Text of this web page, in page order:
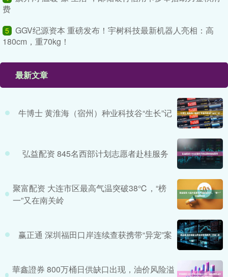
费
5 GGV纪源资本 重磅发布！宇树科技最新机器人亮相：高
180cm，重70kg！
最新文章
牛博士 黄淮海（宿州）种业科技谷“生长”记
弘益配资 845名西部计划志愿者赴桂服务
聚富配资 大连市区最高气温突破38℃，“榜
一”又在南关岭
赢正通 深圳福田口岸连续查获携带“异宠”案
華鑫證券 800万桶日供缺口出现，油价风险溢